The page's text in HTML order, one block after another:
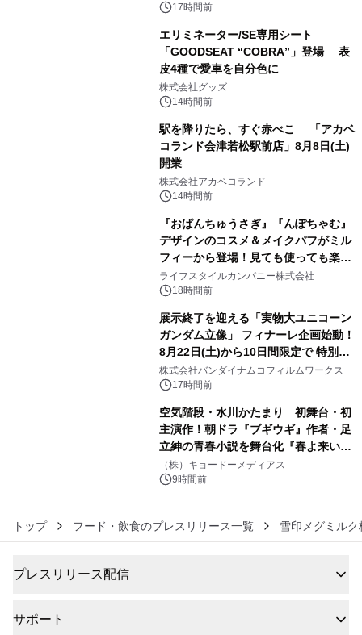
17時間前
エリミネーター/SE専用シート
「GOODSEAT “COBRA”」登場 表
皮4種で愛車を自分色に
株式会社グッズ
14時間前
駅を降りたら、すぐ赤べこ 「アカベ
コランド会津若松駅前店」8月8日(土)
開業
株式会社アカベコランド
14時間前
『おぱんちゅうさぎ』『んぽちゃむ』
デザインのコスメ＆メイクパフがミル
フィーから登場！見ても使っても楽し
い、ポップでキュートなコレクショ
ン。
ライフスタイルカンパニー株式会社
18時間前
展示終了を迎える「実物大ユニコーン
ガンダム立像」 フィナーレ企画始動！
8月22日(土)から10日間限定で 特別映
像『UNICORN GUNDAM Statue ―
BEYOND POSSIBILITY ―』を上映！
株式会社バンダイナムコフィルムワークス
17時間前
空気階段・水川かたまり 初舞台・初
主演作！朝ドラ『ブギウギ』作者・足
立紳の青春小説を舞台化『春よ来い、
マジで来い』キービジュアル解禁！
（株）キョードーメディアス
9時間前
トップ フード・飲食のプレスリリース一覧 雪印メグミルク
プレスリリース配信
サポート